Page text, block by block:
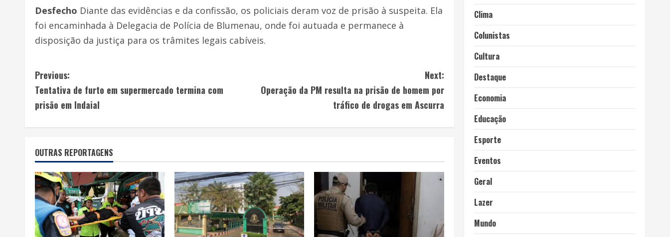
Desfecho Diante das evidências e da confissão, os policiais deram voz de prisão à suspeita. Ela
foi encaminhada à Delegacia de Polícia de Blumenau, onde foi autuada e permanece à
disposição da justiça para os trâmites legais cabíveis.
Previous:
Tentativa de furto em supermercado termina com
prisão em Indaial
Next:
Operação da PM resulta na prisão de homem por
tráfico de drogas em Ascurra
OUTRAS REPORTAGENS
Clima
Colunistas
Cultura
Destaque
Economia
Educação
Esporte
Eventos
Geral
Lazer
Mundo